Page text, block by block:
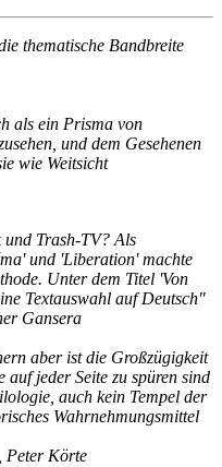
thematische Bandbreite
als ein Prisma von
und dem Gesehenen
wie Weitsicht
und Trash-TV? Als
und 'Liberation' machte
Unter dem Titel 'Von
Textauswahl auf Deutsch"
Gansera
aber ist die Großzügigkeit
jeder Seite zu spüren sind
auch kein Tempel der
Wahrnehmungsmittel
Peter Körte